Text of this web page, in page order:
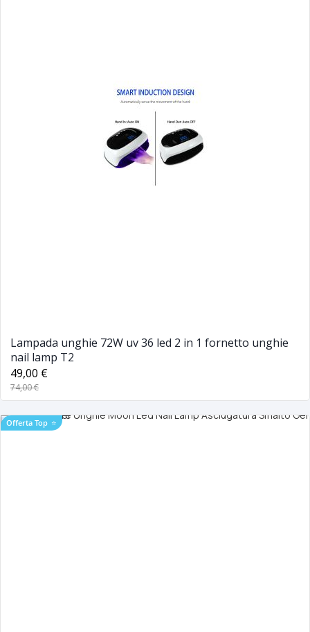
Lampada unghie 72W uv 36 led 2 in 1 fornetto unghie
nail lamp T2
49,00 €
74,00 €
Offerta Top ⭐